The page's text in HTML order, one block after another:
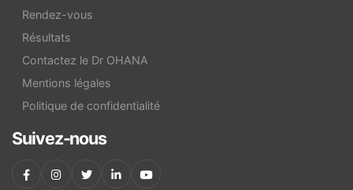
Rendez-vous
Résultats
Contactez le Dr OHANA
Mentions légales
Politique de confidentialité
Suivez-nous